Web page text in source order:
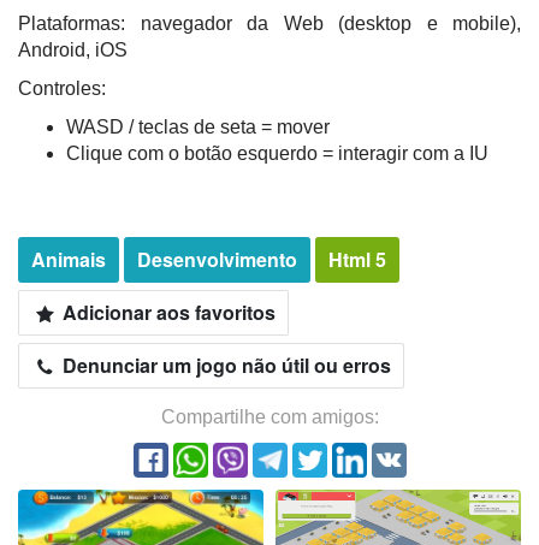
Plataformas: navegador da Web (desktop e mobile),
Android, iOS
Controles:
WASD / teclas de seta = mover
Clique com o botão esquerdo = interagir com a IU
Animais Desenvolvimento
Html 5
Adicionar aos favoritos
Denunciar um jogo não útil ou erros
Compartilhe com amigos: